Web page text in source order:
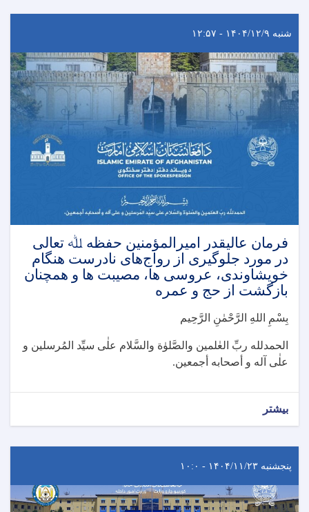
شنبه ۱۴۰۴/۱۲/۹ - ۱۲:۵۷
فرمان عالیقدر امیرالمؤمنین حفظه ﷲ تعالی
در مورد جلوگیری از رواج‌های نادرست هنگام
خویشاوندی، عروسی ها، مصیبت ها و همچنان
بازگشت از حج و عمره
بِسْمِ اللهِ الرَّحْمٰنِ الرَّحِيم
الحمدلله ربِّ العٰلمین والصَّلوٰة والسَّلام علٰی سیِّد المُرسلین و
علٰی آله و أصحابه أجمعین.
بیشتر
پنجشنبه ۱۴۰۴/۱۱/۲۳ - ۱۰:۰